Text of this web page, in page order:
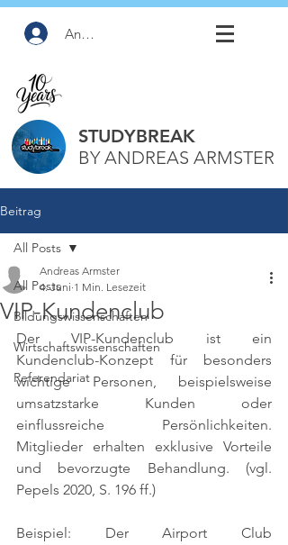
Anmelden
STUDYBREAK
BY ANDREAS ARMSTER
Beitrag
All Posts
Bildungswissenschaften
Wirtschaftswissenschaften
Referendariat
All Posts
VIP-Kundenclub
Andreas Armster
4. Juni 1 Min. Lesezeit
Der VIP-Kundenclub ist ein
Kundenclub-Konzept für besonders
wichtige Personen, beispielsweise
umsatzstarke Kunden oder
einflussreiche Persönlichkeiten.
Mitglieder erhalten exklusive Vorteile
und bevorzugte Behandlung. (vgl.
Pepels 2020, S. 196 ff.)
Beispiel: Der Airport Club